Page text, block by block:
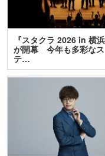
『スタクラ 2026 in 横浜
が開幕 今年も多彩なス
テ…